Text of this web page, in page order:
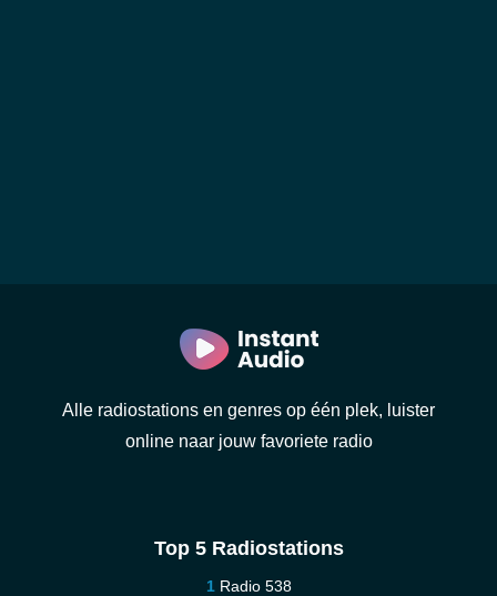
Alle radiostations en genres op één plek, luister
online naar jouw favoriete radio
Top 5 Radiostations
Radio 538